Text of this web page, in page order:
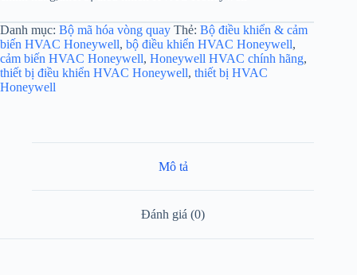
Danh mục: Bộ mã hóa vòng quay Thẻ: Bộ điều khiển & cảm
biến HVAC Honeywell, bộ điều khiển HVAC Honeywell,
cảm biến HVAC Honeywell, Honeywell HVAC chính hãng,
thiết bị điều khiển HVAC Honeywell, thiết bị HVAC
Honeywell
Mô tả
Đánh giá (0)